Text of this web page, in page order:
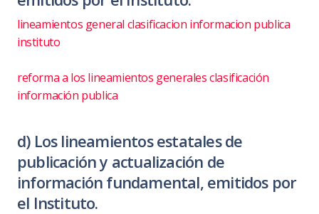
lineamientos general clasificacion informacion publica
instituto
reforma a los lineamientos generales clasificación
información publica
d) Los lineamientos estatales de
publicación y actualización de
información fundamental, emitidos por
el Instituto.